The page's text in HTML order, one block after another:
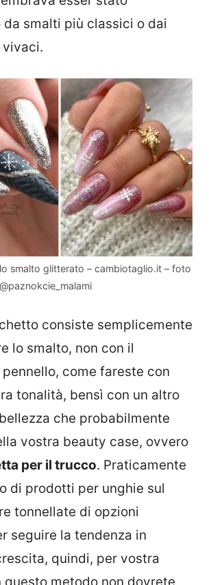
smalti più classici o dai
vivaci.
smalto glitterato – cambiotaglio.it – foto
consiste semplicemente
lo smalto, non con il
come fareste con
tonalità, bensì con un altro
che probabilmente
vostra beauty case, ovvero
per il trucco. Praticamente
di prodotti per unghie sul
tonnellate di opzioni
seguire la tendenza in
quindi, per vostra